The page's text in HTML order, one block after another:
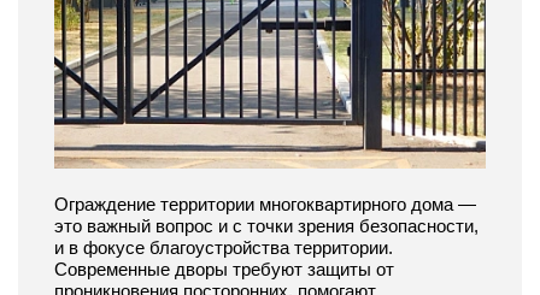
Ограждение территории многоквартирного дома —
это важный вопрос и с точки зрения безопасности,
и в фокусе благоустройства территории.
Современные дворы требуют защиты от